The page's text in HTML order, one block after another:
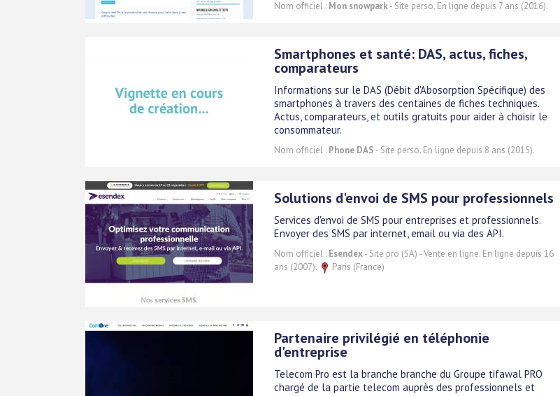
Nom officiel : Mon snowpark- Site perso. En ligne depuis 7 ans (2016).
Smartphones et santé: DAS, actus, fiches,
comparateurs
Informations sur le DAS (Débit d'Abosorption Spécifique) des
smartphones à travers des centaines de fiches techniques.
Actus, comparateurs, et outils gratuits pour aider à choisir le
consommateur.
Nom officiel : Phone DAS - Site perso. En ligne depuis 8 ans (2015).
Solutions d'envoi de SMS pour professionnels
Services d'envoi de SMS pour entreprises et professionnels.
Envoyer des SMS par internet, email ou via des API.
Nom officiel : Esendex- Site pro (SA) - Vente en ligne. En ligne depuis 16
ans (2007).
Paris (France)
Partenaire privilégié en téléphonie
d'entreprise
Telecom Pro est la branche branche du Groupe tifawal PRO
chargé de la partie telecom auprès des professionnels et